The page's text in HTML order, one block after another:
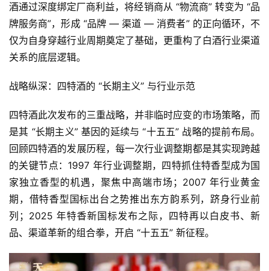
酒通过深度绑定厂商利益，将经销商从 “物流商” 转变为 “品
牌服务商”，形成 “品牌 — 渠道 — 消费者” 的正向循环，不
仅为自身穿越行业周期奠定了基础，更重构了白酒行业渠道
关系的底层逻辑。
战略纵深：四特酒的 “长期主义” 与行业示范
四特酒此次发布的三重战略，并非临时应变的市场策略，而
是其 “长期主义” 基因的延续与 “十五五” 战略的提前布局。
回顾四特酒的发展历程，每一次行业调整期都是其实现跨越
的关键节点：1997 年行业调整期，四特抓住特香型成为国
家独立香型的机遇，聚焦中高端市场；2007 年行业黄金
期，借特香型国标出台之势推出东方韵系列，跻身行业前
列；2025 年特香新国标发布之际，四特再以白皮书、新
品、渠道革新的组合拳，开启 “十五五” 新征程。